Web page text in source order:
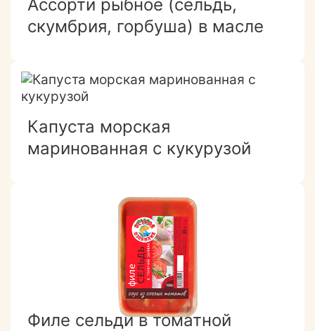
Ассорти рыбное (сельдь,
скумбрия, горбуша) в масле
Капуста морская
маринованная с кукурузой
Филе сельди в томатной